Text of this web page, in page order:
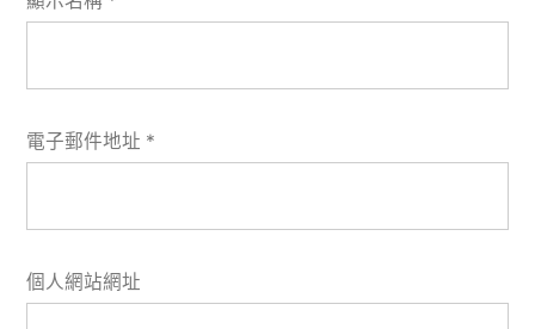
電子郵件地址 *
個人網站網址